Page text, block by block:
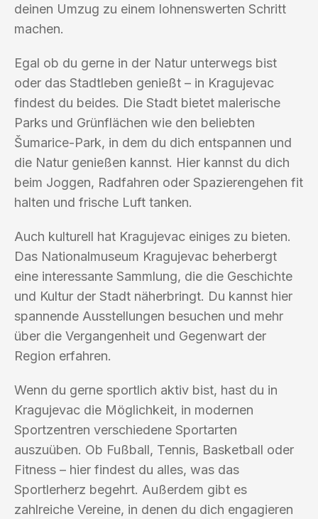
deinen Umzug zu einem lohnenswerten Schritt
machen.
Egal ob du gerne in der Natur unterwegs bist
oder das Stadtleben genießt – in Kragujevac
findest du beides. Die Stadt bietet malerische
Parks und Grünflächen wie den beliebten
Šumarice-Park, in dem du dich entspannen und
die Natur genießen kannst. Hier kannst du dich
beim Joggen, Radfahren oder Spazierengehen fit
halten und frische Luft tanken.
Auch kulturell hat Kragujevac einiges zu bieten.
Das Nationalmuseum Kragujevac beherbergt
eine interessante Sammlung, die die Geschichte
und Kultur der Stadt näherbringt. Du kannst hier
spannende Ausstellungen besuchen und mehr
über die Vergangenheit und Gegenwart der
Region erfahren.
Wenn du gerne sportlich aktiv bist, hast du in
Kragujevac die Möglichkeit, in modernen
Sportzentren verschiedene Sportarten
auszuüben. Ob Fußball, Tennis, Basketball oder
Fitness – hier findest du alles, was das
Sportlerherz begehrt. Außerdem gibt es
zahlreiche Vereine, in denen du dich engagieren